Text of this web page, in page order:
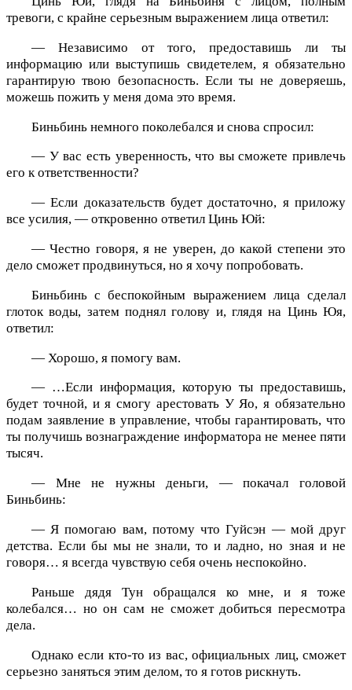
тревоги, с крайне серьезным выражением лица ответил:
— Независимо от того, предоставишь ли ты
информацию или выступишь свидетелем, я обязательно
гарантирую твою безопасность. Если ты не доверяешь,
можешь пожить у меня дома это время.
Биньбинь немного поколебался и снова спросил:
— У вас есть уверенность, что вы сможете привлечь
его к ответственности?
— Если доказательств будет достаточно, я приложу
все усилия, — откровенно ответил Цинь Юй:
— Честно говоря, я не уверен, до какой степени это
дело сможет продвинуться, но я хочу попробовать.
Биньбинь с беспокойным выражением лица сделал
глоток воды, затем поднял голову и, глядя на Цинь Юя,
ответил:
— Хорошо, я помогу вам.
— …Если информация, которую ты предоставишь,
будет точной, и я смогу арестовать У Яо, я обязательно
подам заявление в управление, чтобы гарантировать, что
ты получишь вознаграждение информатора не менее пяти
тысяч.
— Мне не нужны деньги, — покачал головой
Биньбинь:
— Я помогаю вам, потому что Гуйсэн — мой друг
детства. Если бы мы не знали, то и ладно, но зная и не
говоря… я всегда чувствую себя очень неспокойно.
Раньше дядя Тун обращался ко мне, и я тоже
колебался… но он сам не сможет добиться пересмотра
дела.
Однако если кто-то из вас, официальных лиц, сможет
серьезно заняться этим делом, то я готов рискнуть.